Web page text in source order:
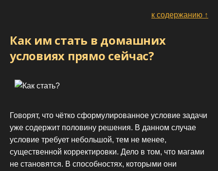
к содержанию ↑
Как им стать в домашних
условиях прямо сейчас?
Говорят, что чётко сформулированное условие задачи
уже содержит половину решения. В данном случае
условие требует небольшой, тем не менее,
существенной корректировки. Дело в том, что магами
не становятся. В способностях, которыми они